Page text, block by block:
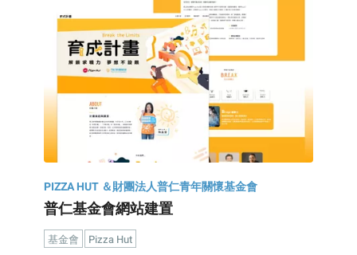
PIZZA HUT ＆財團法人普仁青年關懷基金會
普仁基金會網站建置
基金會 Pizza Hut